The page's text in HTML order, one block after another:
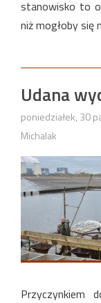
stanowisko to
niż mogłoby się
Udana
poniedziałek, 30
Michalak
Przyczynkiem